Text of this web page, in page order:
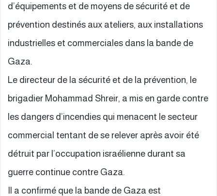
d’équipements et de moyens de sécurité et de
prévention destinés aux ateliers, aux installations
industrielles et commerciales dans la bande de
Gaza.
Le directeur de la sécurité et de la prévention, le
brigadier Mohammad Shreir, a mis en garde contre
les dangers d’incendies qui menacent le secteur
commercial tentant de se relever après avoir été
détruit par l’occupation israélienne durant sa
guerre continue contre Gaza.
Il a confirmé que la bande de Gaza est